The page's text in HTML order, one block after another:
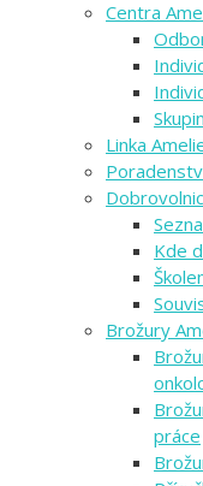
Centra
Linka
Kde
Brožury
práce